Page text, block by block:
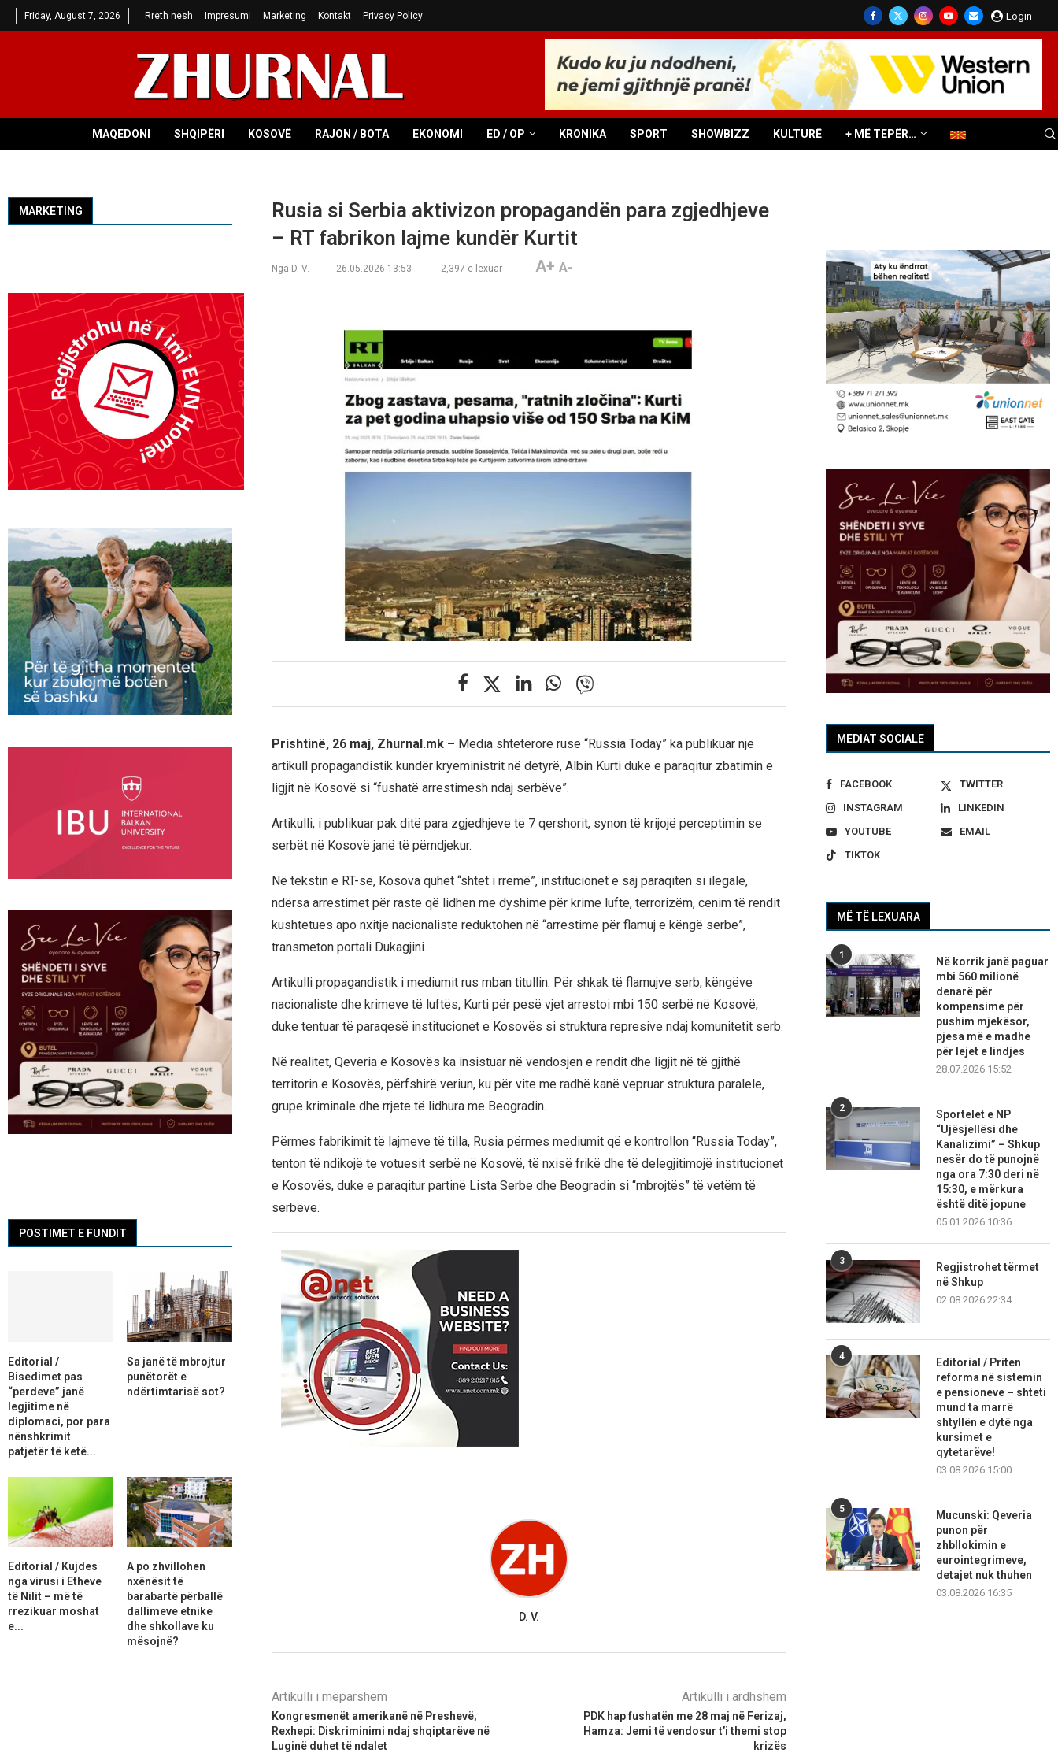
Friday, August 7, 2026 Rreth nesh Impresumi Marketing Kontakt Privacy Policy Login
MAQEDONI SHQIPËRI KOSOVË RAJON / BOTA EKONOMI ED / OP KRONIKA SPORT SHOWBIZZ KULTURË + MË TEPËR…
Rusia si Serbia aktivizon propagandën para zgjedhjeve
– RT fabrikon lajme kundër Kurtit
Nga D. V. 26.05.2026 13:53 2,397 e lexuar A+ A-
Prishtinë, 26 maj, Zhurnal.mk – Media shtetërore ruse “Russia Today” ka publikuar një
artikull propagandistik kundër kryeministrit në detyrë, Albin Kurti duke e paraqitur zbatimin e
ligjit në Kosovë si “fushatë arrestimesh ndaj serbëve”.
Artikulli, i publikuar pak ditë para zgjedhjeve të 7 qershorit, synon të krijojë perceptimin se
serbët në Kosovë janë të përndjekur.
Në tekstin e RT-së, Kosova quhet “shtet i rremë”, institucionet e saj paraqiten si ilegale,
ndërsa arrestimet për raste që lidhen me dyshime për krime lufte, terrorizëm, cenim të rendit
kushtetues apo nxitje nacionaliste reduktohen në “arrestime për flamuj e këngë serbe”,
transmeton portali Dukagjini.
Artikulli propagandistik i mediumit rus mban titullin: Për shkak të flamujve serb, këngëve
nacionaliste dhe krimeve të luftës, Kurti për pesë vjet arrestoi mbi 150 serbë në Kosovë,
duke tentuar të paraqesë institucionet e Kosovës si struktura represive ndaj komunitetit serb.
Në realitet, Qeveria e Kosovës ka insistuar në vendosjen e rendit dhe ligjit në të gjithë
territorin e Kosovës, përfshirë veriun, ku për vite me radhë kanë vepruar struktura paralele,
grupe kriminale dhe rrjete të lidhura me Beogradin.
Përmes fabrikimit të lajmeve të tilla, Rusia përmes mediumit që e kontrollon “Russia Today”,
tenton të ndikojë te votuesit serbë në Kosovë, të nxisë frikë dhe të delegjitimojë institucionet
e Kosovës, duke e paraqitur partinë Lista Serbe dhe Beogradin si “mbrojtës” të vetëm të
serbëve.
D. V.
Artikulli i mëparshëm
Kongresmenët amerikanë në Preshevë,
Rexhepi: Diskriminimi ndaj shqiptarëve në
Luginë duhet të ndalet
Artikulli i ardhshëm
PDK hap fushatën me 28 maj në Ferizaj,
Hamza: Jemi të vendosur t’i themi stop
krizës
MEDIAT SOCIALE
FACEBOOK
TWITTER
INSTAGRAM
LINKEDIN
YOUTUBE
EMAIL
TIKTOK
MË TË LEXUARA
1
Në korrik janë paguar
mbi 560 milionë
denarë për
kompensime për
pushim mjekësor,
pjesa më e madhe
për lejet e lindjes
28.07.2026 15:52
2
Sportelet e NP
“Ujësjellësi dhe
Kanalizimi” – Shkup
nesër do të punojnë
nga ora 7:30 deri në
15:30, e mërkura
është ditë jopune
05.01.2026 10:36
3
Regjistrohet tërmet
në Shkup
02.08.2026 22:34
4
Editorial / Priten
reforma në sistemin
e pensioneve – shteti
mund ta marrë
shtyllën e dytë nga
kursimet e
qytetarëve!
03.08.2026 15:00
5
Mucunski: Qeveria
punon për
zhbllokimin e
eurointegrimeve,
detajet nuk thuhen
03.08.2026 16:35
MARKETING
POSTIMET E FUNDIT
Editorial /
Bisedimet pas
“perdeve” janë
legjitime në
diplomaci, por para
nënshkrimit
patjetër të ketë...
Sa janë të mbrojtur
punëtorët e
ndërtimtarisë sot?
Editorial / Kujdes
nga virusi i Etheve
të Nilit – më të
rrezikuar moshat
e...
A po zhvillohen
nxënësit të
barabartë përballë
dallimeve etnike
dhe shkollave ku
mësojnë?